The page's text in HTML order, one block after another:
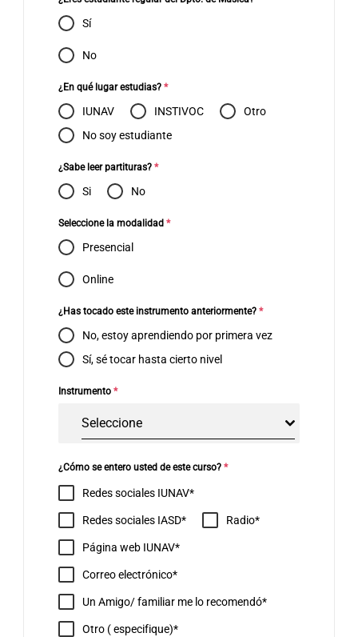
Sí
No
¿En qué lugar estudias? *
IUNAV INSTIVOC
Otro
No soy estudiante
¿Sabe leer partituras? *
Si No
Seleccione la modalidad *
Presencial
Online
¿Has tocado este instrumento anteriormente? *
No, estoy aprendiendo por primera vez
Sí, sé tocar hasta cierto nivel
Instrumento *
Seleccione
¿Cómo se entero usted de este curso? *
Redes sociales IUNAV
Redes sociales IASD Radio
Página web IUNAV
Correo electrónico
Un Amigo/ familiar me lo recomendó
Otro ( especifique)